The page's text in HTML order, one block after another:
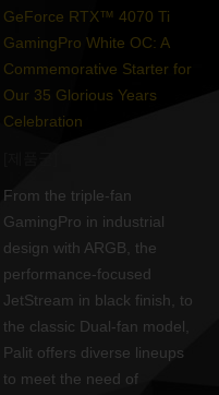
GeForce RTX™ 4070 Ti
GamingPro White OC: A
Commemorative Starter for
Our 35 Glorious Years
Celebration
From the triple-fan
GamingPro in industrial
design with ARGB, the
performance-focused
JetStream in black finish, to
the classic Dual-fan model,
Palit offers diverse lineups
to meet the need of